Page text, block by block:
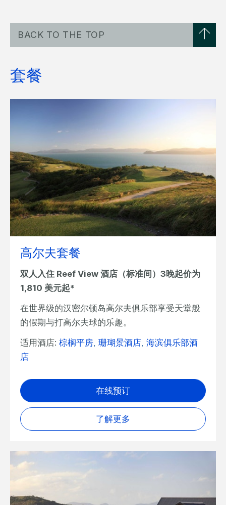
BACK TO THE TOP
套餐
高尔夫套餐
双人入住 Reef View 酒店（标准间）3晚起价为
1,810 美元起*
在世界级的汉密尔顿岛高尔夫俱乐部享受天堂般
的假期与打高尔夫球的乐趣。
适用酒店: 棕榈平房 珊瑚景酒店 海滨俱乐部酒
店
在线预订
了解更多